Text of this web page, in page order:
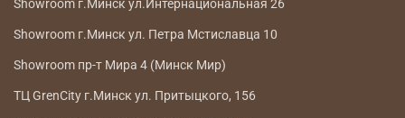
Showroom г.Минск ул.Интернациональная 26
Showroom г.Минск ул. Петра Мстиславца 10
Showroom пр-т Мира 4 (Минск Мир)
ТЦ GrenCity г.Минск ул. Притыцкого, 156